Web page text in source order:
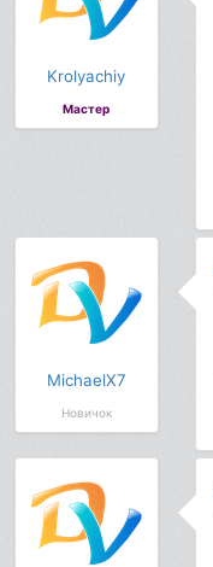
Krolyachiy
Мастер
MichaelX7
Новичок